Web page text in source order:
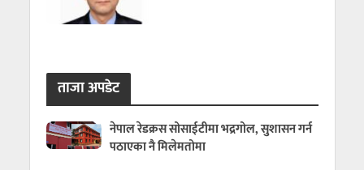
ताजा अपडेट
नेपाल रेडक्रस सोसाईटीमा भद्रगोल, सुशासन गर्न
पठाएका नै मिलेमतोमा